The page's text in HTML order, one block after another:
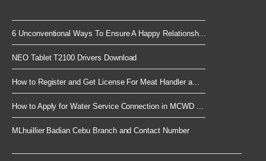
6 Unconventional Ways To Ensure A Happy Relationsh...
NEO Tablet T2100 Drivers Download
How to Register and Get License For Meat Handler a...
How to Apply for Water Service Connection in MCWD ...
MLhuillier Badian Cebu Branch and Contact Number